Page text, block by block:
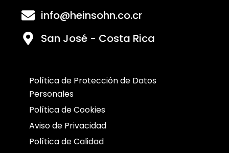
info@heinsohn.co.cr
San José - Costa Rica
Política de Protección de Datos
Personales
Política de Cookies
Aviso de Privacidad
Política de Calidad